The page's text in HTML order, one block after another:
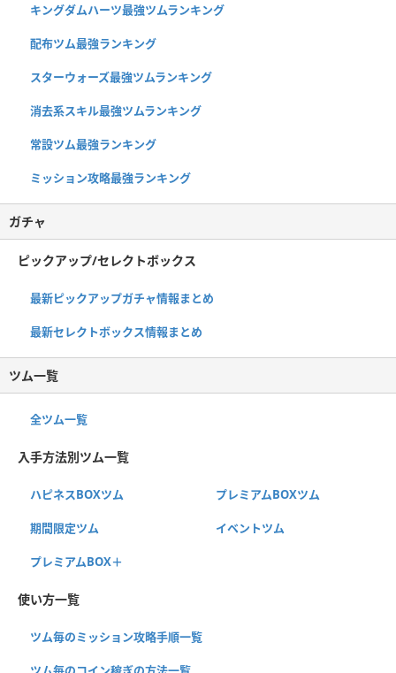
キングダムハーツ最強ツムランキング
配布ツム最強ランキング
スターウォーズ最強ツムランキング
消去系スキル最強ツムランキング
常設ツム最強ランキング
ミッション攻略最強ランキング
ガチャ
ピックアップ/セレクトボックス
最新ピックアップガチャ情報まとめ
最新セレクトボックス情報まとめ
ツム一覧
全ツム一覧
入手方法別ツム一覧
ハピネスBOXツム プレミアムBOXツム
期間限定ツム イベントツム
プレミアムBOX＋
使い方一覧
ツム毎のミッション攻略手順一覧